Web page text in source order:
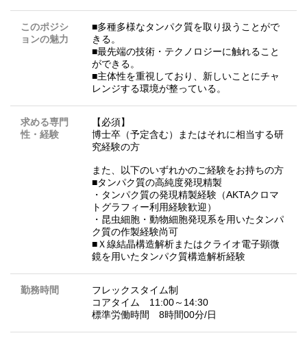
このポジシ
ョンの魅力
■多種多様なタンパク質を取り扱うことがで
きる。
■最先端の技術・テクノロジーに触れること
ができる。
■主体性を重視しており、新しいことにチャ
レンジする環境が整っている。
求める専門
性・経験
【必須】
博士卒（予定含む）またはそれに相当する研
究経験の方
また、以下のいずれかのご経験をお持ちの方
■タンパク質の高純度発現精製
・タンパク質の発現精製経験（AKTAクロマ
トグラフィー利用経験歓迎）
・昆虫細胞・動物細胞発現系を用いたタンパ
ク質の作製経験尚可
■Ｘ線結晶構造解析またはクライオ電子顕微
鏡を用いたタンパク質構造解析経験
勤務時間
フレックスタイム制
コアタイム 11:00～14:30
標準労働時間 8時間00分/日